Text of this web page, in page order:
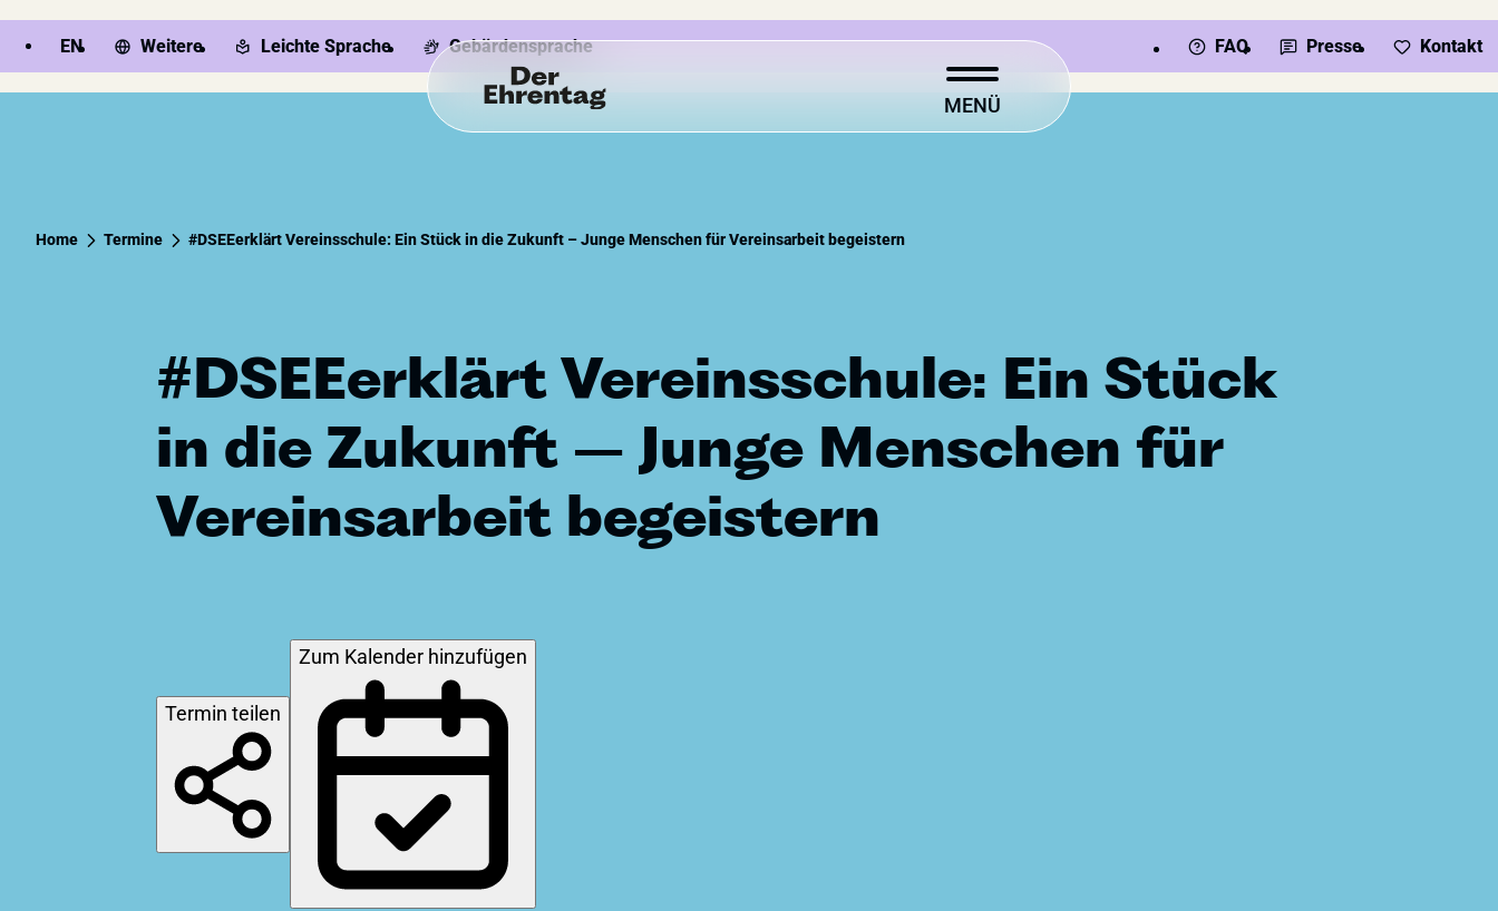
EN Weitere Leichte Sprache Gebärdensprache FAQ Presse Kontakt
MENÜ
Im Fokus
Ehrentag unterstützen
Zum Newsletter anmelden
Home Termine #DSEEerklärt Vereinsschule: Ein Stück in die Zukunft – Junge Menschen für Vereinsarbeit begeistern
#DSEEerklärt Vereinsschule: Ein Stück
in die Zukunft – Junge Menschen für
Vereinsarbeit begeistern
Termin teilen
Zum Kalender hinzufügen